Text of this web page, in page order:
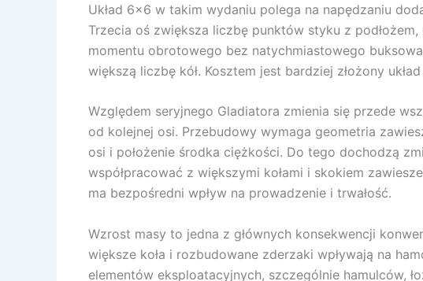
Układ 6×6 w takim wydaniu polega na napędzaniu
Trzecia oś zwiększa liczbę punktów styku z
momentu obrotowego bez natychmiastowego
większą liczbę kół. Kosztem jest bardziej złożony
Względem seryjnego Gladiatora zmienia się przede
od kolejnej osi. Przebudowy wymaga geometria
osi i położenie środka ciężkości. Do tego dochodzą
współpracować z większymi kołami i skokiem
ma bezpośredni wpływ na prowadzenie i trwałość.
Wzrost masy to jedna z głównych konsekwencji
większe koła i rozbudowane zderzaki wpływają na
elementów eksploatacyjnych, szczególnie hamulców,